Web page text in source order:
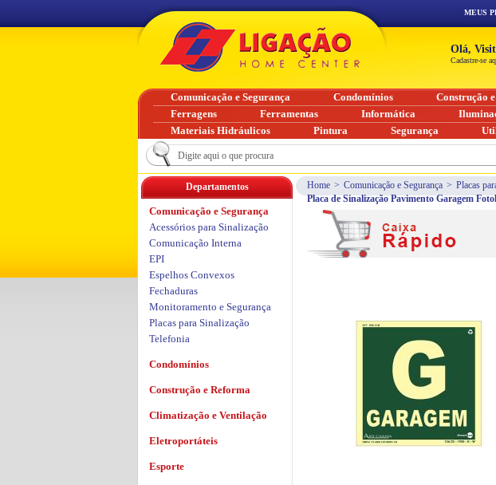
Home > Comunicação e Segurança > Placas
Placa de Sinalização Pavimento Garagem
Departamentos
Comunicação e Segurança
Acessórios para Sinalização
Comunicação Interna
EPI
Espelhos Convexos
Fechaduras
Monitoramento e Segurança
Placas para Sinalização
Telefonia
Condomínios
Construção e Reforma
Climatização e Ventilação
Eletroportáteis
Esporte
MEUS
Olá,
Cadastre-se
Comunicação e Segurança Condomínios Construção
Ferragens
Ferramentas Informática
Materiais Hidráulicos
Pintura Segurança